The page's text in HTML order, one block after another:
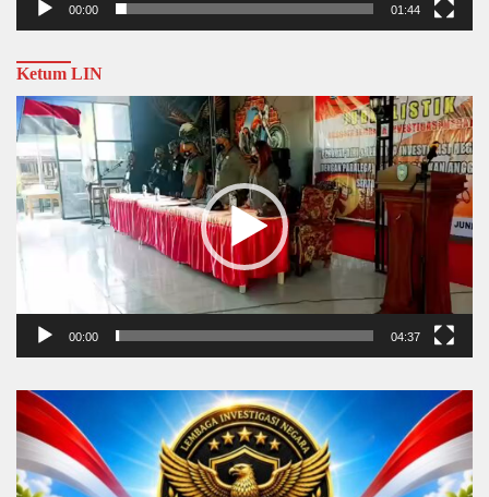
00:00 01:44
Ketum LIN
Video
Player
00:00 04:37